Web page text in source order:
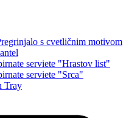
s cvetličnim motivom
serviete "Hrastov list"
serviete "Srca"
Tray